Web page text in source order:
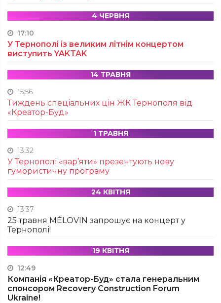
4 ЧЕРВНЯ
17:10
У Тернополі із великим літнім концертом
виступить YAKTAK
14 ТРАВНЯ
15:56
Тиждень спеціальних цін ЖК Тернополя від
«Креатор-Буд»
1 ТРАВНЯ
13:32
У Тернополі «вар’яти» презентують нову
гумористичну програму
24 КВІТНЯ
13:37
25 травня MÉLOVIN запрошує на концерт у
Тернополі!
19 КВІТНЯ
12:49
Компанія «Креатор-Буд» стала генеральним
спонсором Recovery Construction Forum
Ukraine!